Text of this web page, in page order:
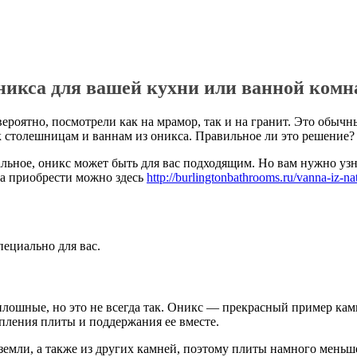
для вашей кухни или ванной
посмотрели как на мрамор, так и на гранит. Это
и ваннам из оникса. Правильное ли это решение?
оникс может быть для вас подходящим. Но вам нужно
приобрести можно здесь http://burlingtonbathrooms.ru/vanna-iz-
для вас.
но это не всегда так. Оникс — прекрасный пример
плиты и поддержания ее вместе.
а также из других камней, поэтому плиты намного